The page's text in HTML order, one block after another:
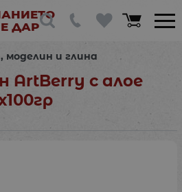
Е ДАР
моделин и глина
ArtBerry с алое